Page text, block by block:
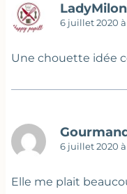
6 juillet 2020 à
Une chouette idée
6 juillet 2020 à
Elle me plait